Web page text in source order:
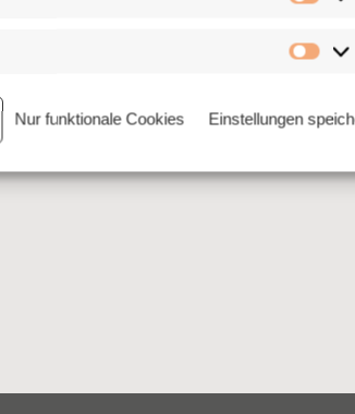
Nur funktionale Cookies Einstellungen